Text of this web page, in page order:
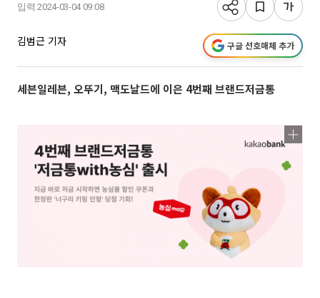
입력 2024-03-04 09:08
김범근 기자 구글 선호매체 추가
세븐일레븐, 오뚜기, 맥도날드에 이은 4번째 브랜드저금통